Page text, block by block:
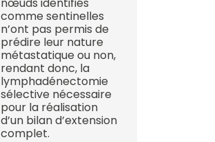
comme sentinelles
n’ont pas permis de
prédire leur nature
métastatique ou non,
rendant donc, la
lymphadénectomie
sélective nécessaire
pour la réalisation
d’un bilan d’extension
complet.